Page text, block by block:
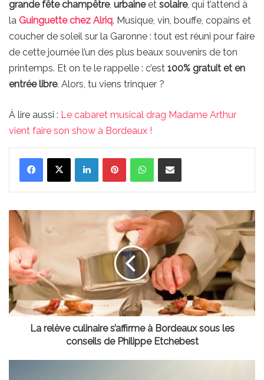
grande fête champêtre, urbaineet solaire, qui t’attend à
la Guinguette chez Alriq. Musique, vin, bouffe, copains et
coucher de soleil sur la Garonne : tout est réuni pour faire
de cette journée l’un des plus beaux souvenirs de ton
printemps. Et on te le rappelle : c’est 100% gratuit et en
entrée libre. Alors, tu viens trinquer ?
À lire aussi : Le cabaret musical drag Madame Arthur
vient faire son show à Bordeaux !
LinkedinPinterestWhatsAppPartager par email
La
relève
culinaire
s’affirme
à
Bordeaux
sous
les
conseils
La relève culinaire s’affirme à Bordeaux sous les
conseils de Philippe Etchebest